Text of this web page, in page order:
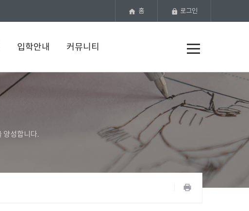
뉴
홈 로그인
입학안내 커뮤니티